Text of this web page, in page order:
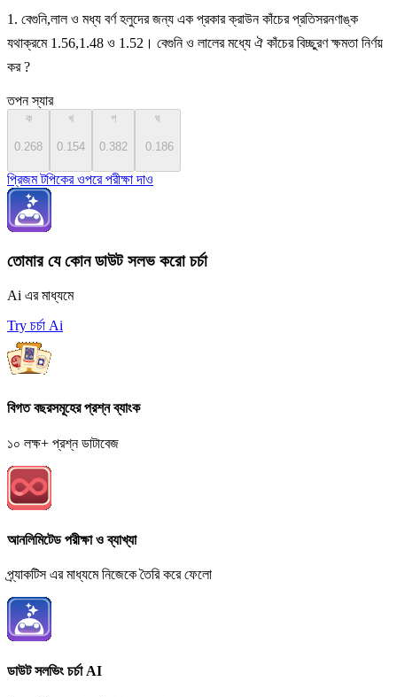
1. বেগুনি,লাল ও মধ্য বর্ণ হলুদের জন্য এক প্রকার ক্রাউন কাঁচের প্রতিসরনণাঙ্ক
যথাক্রমে 1.56,1.48 ও 1.52। বেগুনি ও লালের মধ্যে ঐ কাঁচের বিচ্ছুরণ ক্ষমতা নির্ণয়
কর ?
তপন স্যার
ক
0.268
খ
0.154
গ
0.382
ঘ
0.186
প্রিজম টপিকের ওপরে পরীক্ষা দাও
তোমার যে কোন ডাউট সলভ করো চর্চা
Ai এর মাধ্যমে
Try চর্চা Ai
বিগত বছরসমূহের প্রশ্ন ব্যাংক
১০ লক্ষ+ প্রশ্ন ডাটাবেজ
আনলিমিটেড পরীক্ষা ও ব্যাখ্যা
প্র্যাকটিস এর মাধ্যমে নিজেকে তৈরি করে ফেলো
ডাউট সলভিং চর্চা AI